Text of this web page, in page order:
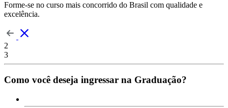
Forme-se no curso mais concorrido do Brasil com qualidade e
excelência.
2
3
Como você deseja ingressar na Graduação?